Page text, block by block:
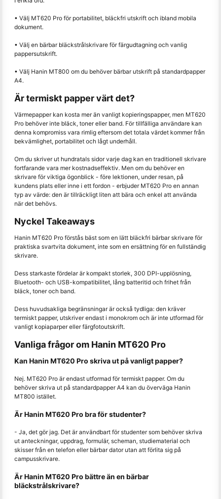
• Välj MT620 Pro för portabilitet, bläckfri utskrift och ibland mobila
dokument.
• Välj en bärbar bläckstrålskrivare för färgudtagning och vanlig
pappersutskrift.
• Välj Hanin MT800 om du behöver bärbar utskrift på standardpapper
A4.
Är termiskt papper värt det?
Värmepapper kan kosta mer än vanligt kopieringspapper, men MT620
Pro behöver inte bläck, toner eller band. För tillfälliga användare kan
denna kompromiss vara rimlig eftersom det totala värdet kommer från
bekvämlighet, portabilitet och lågt underhåll.
Om du skriver ut hundratals sidor varje dag kan en traditionell skrivare
fortfarande vara mer kostnadseffektiv. Men om du behöver en
skrivare för viktiga ögonblick - före lektionen, under resan, på
kundens plats eller inne i ett fordon - erbjuder MT620 Pro en annan
typ av värde: den är tillräckligt liten att bära och enkel att använda
när det behövs.
Nyckel Takeaways
Hanin MT620 Pro förstås bäst som en lätt bläckfri bärbar skrivare för
praktiska svartvita dokument, inte som en ersättning för en fullständig
skrivare.
Dess starkaste fördelar är kompakt storlek, 300 DPI-upplösning,
Bluetooth- och USB-kompatibilitet, lång batteritid och frihet från
bläck, toner och band.
Dess huvudsakliga begränsningar är också tydliga: den kräver
termiskt papper, utskriver endast i monokrom och är inte utformad för
vanligt kopiaparper eller färgfotoutskrift.
Vanliga frågor om Hanin MT620 Pro
Kan Hanin MT620 Pro skriva ut på vanligt papper?
Nej. MT620 Pro är endast utformad för termiskt papper. Om du
behöver skriva ut på standardpapper A4 kan du överväga Hanin
MT800 istället.
Är Hanin MT620 Pro bra för studenter?
- Ja, det gör jag. Det är användbart för studenter som behöver skriva
ut anteckningar, uppdrag, formulär, scheman, studiematerial och
skisser från en telefon eller bärbar dator utan att förlita sig på
campusskrivare.
Är Hanin MT620 Pro bättre än en bärbar
bläckstrålskrivare?